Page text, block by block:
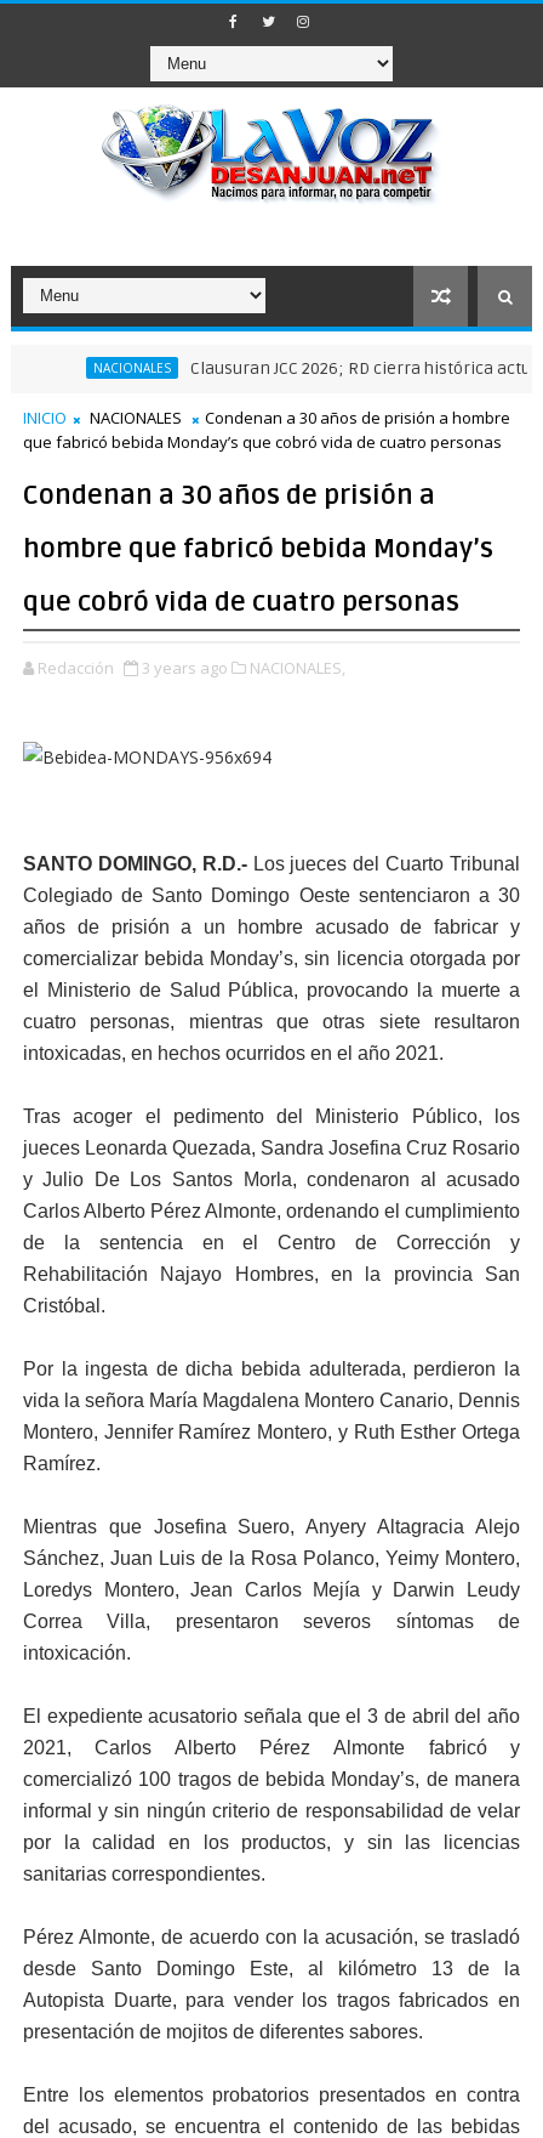
NACIONALES Clausuran JCC 2026; RD cierra histórica actuación
INICIO NACIONALES
Condenan a 30 años de prisión a hombre
que fabricó bebida Monday’s que cobró vida de cuatro personas
Condenan a 30 años de prisión a
hombre que fabricó bebida Monday’s
que cobró vida de cuatro personas
Redacción 3 years ago NACIONALES,
SANTO DOMINGO, R.D.-Los jueces del Cuarto Tribunal
Colegiado de Santo Domingo Oeste sentenciaron a 30
años de prisión a un hombre acusado de fabricar y
comercializar bebida Monday’s, sin licencia otorgada por
el Ministerio de Salud Pública, provocando la muerte a
cuatro personas, mientras que otras siete resultaron
intoxicadas, en hechos ocurridos en el año 2021.
Tras acoger el pedimento del Ministerio Público, los
jueces Leonarda Quezada, Sandra Josefina Cruz Rosario
y Julio De Los Santos Morla, condenaron al acusado
Carlos Alberto Pérez Almonte, ordenando el cumplimiento
de la sentencia en el Centro de Corrección y
Rehabilitación Najayo Hombres, en la provincia San
Cristóbal.
Por la ingesta de dicha bebida adulterada, perdieron la
vida la señora María Magdalena Montero Canario, Dennis
Montero, Jennifer Ramírez Montero, y Ruth Esther Ortega
Ramírez.
Mientras que Josefina Suero, Anyery Altagracia Alejo
Sánchez, Juan Luis de la Rosa Polanco, Yeimy Montero,
Loredys Montero, Jean Carlos Mejía y Darwin Leudy
Correa Villa, presentaron severos síntomas de
intoxicación.
El expediente acusatorio señala que el 3 de abril del año
2021, Carlos Alberto Pérez Almonte fabricó y
comercializó 100 tragos de bebida Monday’s, de manera
informal y sin ningún criterio de responsabilidad de velar
por la calidad en los productos, y sin las licencias
sanitarias correspondientes.
Pérez Almonte, de acuerdo con la acusación, se trasladó
desde Santo Domingo Este, al kilómetro 13 de la
Autopista Duarte, para vender los tragos fabricados en
presentación de mojitos de diferentes sabores.
Entre los elementos probatorios presentados en contra
del acusado, se encuentra el contenido de las bebidas